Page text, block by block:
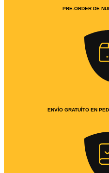
PRE-ORDER DE
ENVÍO GRATUÍTO EN